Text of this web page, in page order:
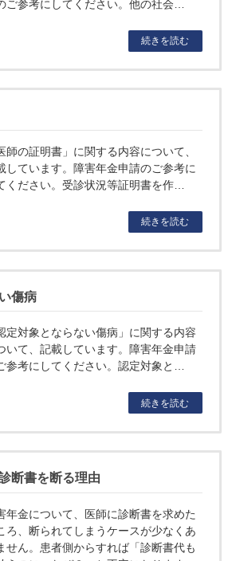
ご参考にしてください。他の社会…
続きを読む
師の証明書」に関する内容について、
しています。障害年金申請のご参考に
ください。受診状況等証明書を作…
続きを読む
傷病
定対象とならない傷病」に関する内容
いて、記載しています。障害年金申請
参考にしてください。認定対象と…
続きを読む
断書を断る理由
年金について、医師に診断書を求めた
ろ、断られてしまうケースが少なくあ
せん。患者側からすれば「診断書代も